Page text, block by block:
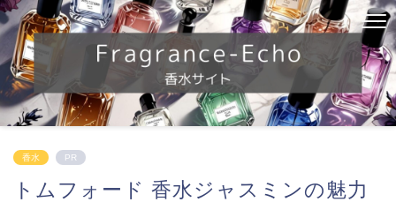
香水 PR
トムフォード 香水ジャスミンの魅力